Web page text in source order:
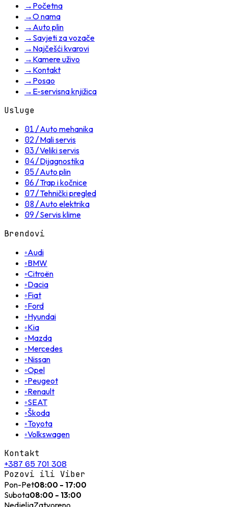
→ Početna
→O nama
→ Auto plin
→ Savjeti za vozače
→ Najčešći kvarovi
→ Kamere uživo
→ Kontakt
→ Posao
→ E-servisna knjižica
Usluge
01/Auto mehanika
02/Mali servis
03/Veliki servis
04/Dijagnostika
05/Auto plin
06/Trap i kočnice
07/Tehnički pregled
08/Auto elektrika
09/Servis klime
Brendovi
◦Audi
◦BMW
◦Citroën
◦Dacia
◦Fiat
◦Ford
◦Hyundai
◦Kia
◦Mazda
◦Mercedes
◦Nissan
◦Opel
◦Peugeot
◦Renault
◦SEAT
◦Škoda
◦Toyota
◦Volkswagen
Kontakt
+387 65 701 308
Pozovi ili Viber
Pon-Pet08:00 - 17:00
Subota08:00 - 13:00
NedjeljaZatvoreno